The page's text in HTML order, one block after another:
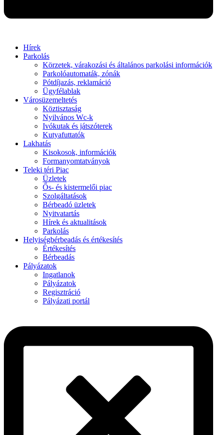
Hírek
Parkolás
Körzetek, várakozási és általános parkolási információk
Parkolóautomaták, zónák
Pótdíjazás, reklamáció
Ügyfélablak
Városüzemeltetés
Köztisztaság
Nyilvános Wc-k
Ivókutak és játszóterek
Kutyafuttatók
Lakhatás
Kisokosok, információk
Formanyomtatványok
Teleki téri Piac
Üzletek
Ős- és kistermelői piac
Szolgáltatások
Bérbeadó üzletek
Nyitvatartás
Hírek és aktualitások
Parkolás
Helyiségbérbeadás és értékesítés
Értékesítés
Bérbeadás
Pályázatok
Ingatlanok
Pályázatok
Regisztráció
Pályázati portál